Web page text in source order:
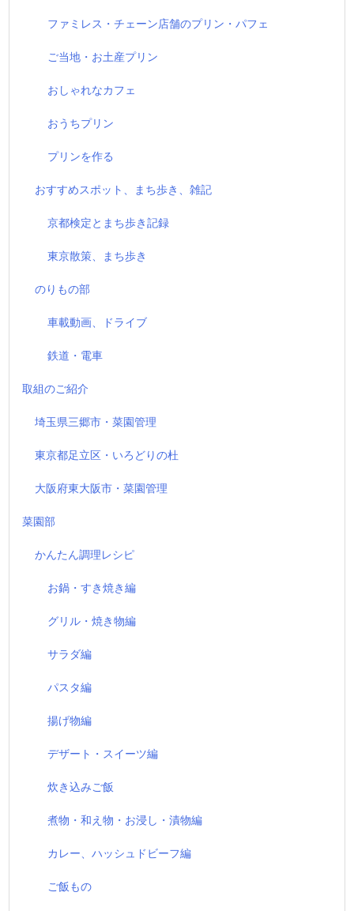
ファミレス・チェーン店舗のプリン・パフェ
ご当地・お土産プリン
おしゃれなカフェ
おうちプリン
プリンを作る
おすすめスポット、まち歩き、雑記
京都検定とまち歩き記録
東京散策、まち歩き
のりもの部
車載動画、ドライブ
鉄道・電車
取組のご紹介
埼玉県三郷市・菜園管理
東京都足立区・いろどりの杜
大阪府東大阪市・菜園管理
菜園部
かんたん調理レシピ
お鍋・すき焼き編
グリル・焼き物編
サラダ編
パスタ編
揚げ物編
デザート・スイーツ編
炊き込みご飯
煮物・和え物・お浸し・漬物編
カレー、ハッシュドビーフ編
ご飯もの